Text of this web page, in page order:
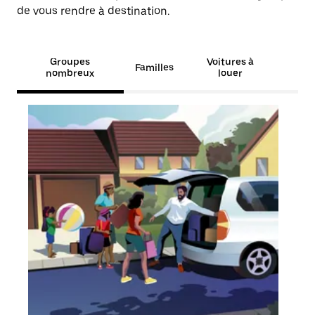
de vous rendre à destination.
Groupes
nombreux
Familles
Voitures à
louer